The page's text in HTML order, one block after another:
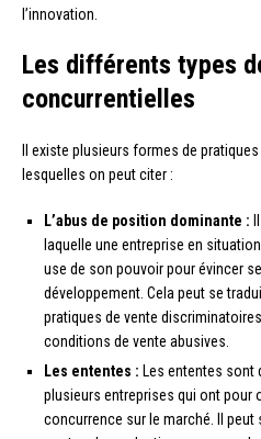
l’innovation.
Les différents types
concurrentielles
Il existe plusieurs formes de
lesquelles on peut citer :
L’abus de position dominante :
laquelle une entreprise en
use de son pouvoir pour évincer
développement. Cela peut se
pratiques de vente
conditions de vente abusives.
Les ententes : Les ententes sont
plusieurs entreprises qui ont pour
concurrence sur le marché. Il peut